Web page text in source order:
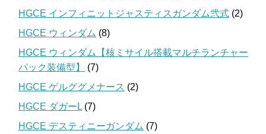
HGCE インフィニットジャスティスガンダム弐式 (2)
HGCE ウィンダム (8)
HGCE ウィンダム【核ミサイル搭載マルチランチャー
パック装備型】
(7)
HGCE ゲルググメナース (2)
HGCE ダガーL (7)
HGCE デスティニーガンダム (7)